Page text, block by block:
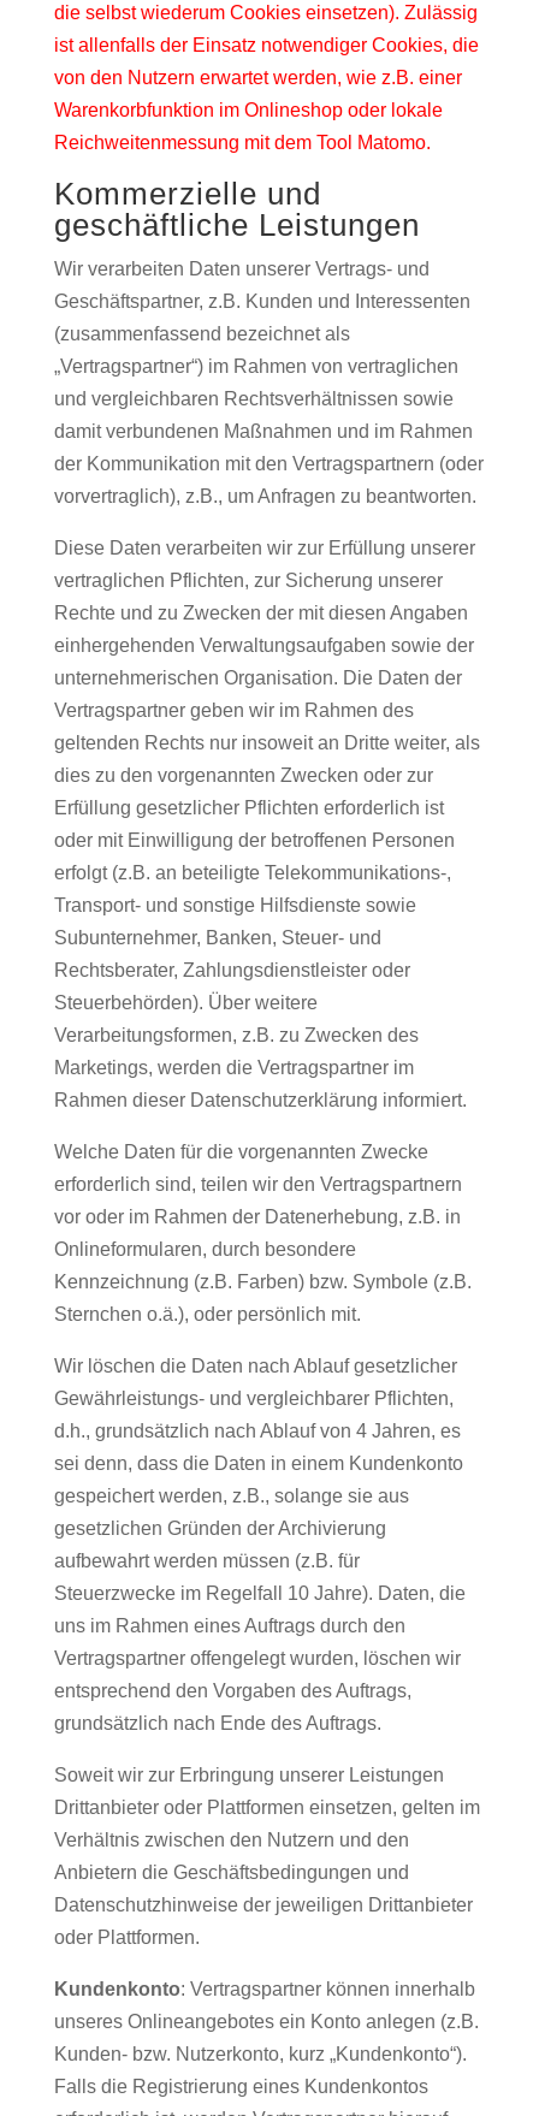
die selbst wiederum Cookies einsetzen). Zulässig
ist allenfalls der Einsatz notwendiger Cookies, die
von den Nutzern erwartet werden, wie z.B. einer
Warenkorbfunktion im Onlineshop oder lokale
Reichweitenmessung mit dem Tool Matomo.
Kommerzielle und
geschäftliche Leistungen
Wir verarbeiten Daten unserer Vertrags- und
Geschäftspartner, z.B. Kunden und Interessenten
(zusammenfassend bezeichnet als
„Vertragspartner“) im Rahmen von vertraglichen
und vergleichbaren Rechtsverhältnissen sowie
damit verbundenen Maßnahmen und im Rahmen
der Kommunikation mit den Vertragspartnern (oder
vorvertraglich), z.B., um Anfragen zu beantworten.
Diese Daten verarbeiten wir zur Erfüllung unserer
vertraglichen Pflichten, zur Sicherung unserer
Rechte und zu Zwecken der mit diesen Angaben
einhergehenden Verwaltungsaufgaben sowie der
unternehmerischen Organisation. Die Daten der
Vertragspartner geben wir im Rahmen des
geltenden Rechts nur insoweit an Dritte weiter, als
dies zu den vorgenannten Zwecken oder zur
Erfüllung gesetzlicher Pflichten erforderlich ist
oder mit Einwilligung der betroffenen Personen
erfolgt (z.B. an beteiligte Telekommunikations-,
Transport- und sonstige Hilfsdienste sowie
Subunternehmer, Banken, Steuer- und
Rechtsberater, Zahlungsdienstleister oder
Steuerbehörden). Über weitere
Verarbeitungsformen, z.B. zu Zwecken des
Marketings, werden die Vertragspartner im
Rahmen dieser Datenschutzerklärung informiert.
Welche Daten für die vorgenannten Zwecke
erforderlich sind, teilen wir den Vertragspartnern
vor oder im Rahmen der Datenerhebung, z.B. in
Onlineformularen, durch besondere
Kennzeichnung (z.B. Farben) bzw. Symbole (z.B.
Sternchen o.ä.), oder persönlich mit.
Wir löschen die Daten nach Ablauf gesetzlicher
Gewährleistungs- und vergleichbarer Pflichten,
d.h., grundsätzlich nach Ablauf von 4 Jahren, es
sei denn, dass die Daten in einem Kundenkonto
gespeichert werden, z.B., solange sie aus
gesetzlichen Gründen der Archivierung
aufbewahrt werden müssen (z.B. für
Steuerzwecke im Regelfall 10 Jahre). Daten, die
uns im Rahmen eines Auftrags durch den
Vertragspartner offengelegt wurden, löschen wir
entsprechend den Vorgaben des Auftrags,
grundsätzlich nach Ende des Auftrags.
Soweit wir zur Erbringung unserer Leistungen
Drittanbieter oder Plattformen einsetzen, gelten im
Verhältnis zwischen den Nutzern und den
Anbietern die Geschäftsbedingungen und
Datenschutzhinweise der jeweiligen Drittanbieter
oder Plattformen.
Kundenkonto: Vertragspartner können innerhalb
unseres Onlineangebotes ein Konto anlegen (z.B.
Kunden- bzw. Nutzerkonto, kurz „Kundenkonto“).
Falls die Registrierung eines Kundenkontos